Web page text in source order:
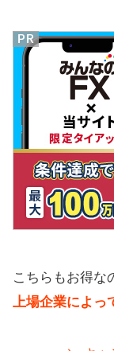
こちらもお得な
上場企業によっ